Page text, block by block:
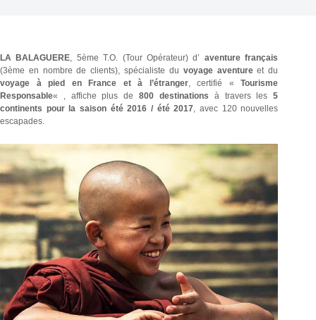
LA BALAGUERE, 5ème T.O. (Tour Opérateur) d’ aventure français
(3ème en nombre de clients), spécialiste du voyage aventureet du
voyage à pied en France et à l’étranger, certifié «Tourisme
Responsable« , affiche plus de800 destinations à travers les5
continents pour la saison été 2016 / été 2017, avec 120 nouvelles
escapades.